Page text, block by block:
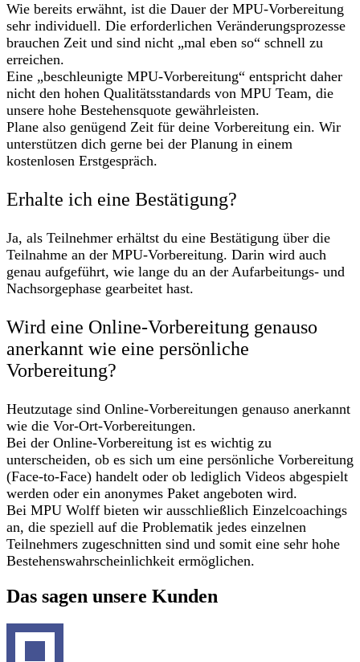
Wie bereits erwähnt, ist die Dauer der MPU-Vorbereitung
sehr individuell. Die erforderlichen Veränderungsprozesse
brauchen Zeit und sind nicht „mal eben so“ schnell zu
erreichen.
Eine „beschleunigte MPU-Vorbereitung“ entspricht daher
nicht den hohen Qualitätsstandards von MPU Team, die
unsere hohe Bestehensquote gewährleisten.
Plane also genügend Zeit für deine Vorbereitung ein. Wir
unterstützen dich gerne bei der Planung in einem
kostenlosen Erstgespräch.
Erhalte ich eine Bestätigung?
Ja, als Teilnehmer erhältst du eine Bestätigung über die
Teilnahme an der MPU-Vorbereitung. Darin wird auch
genau aufgeführt, wie lange du an der Aufarbeitungs- und
Nachsorgephase gearbeitet hast.
Wird eine Online-Vorbereitung genauso
anerkannt wie eine persönliche
Vorbereitung?
Heutzutage sind Online-Vorbereitungen genauso anerkannt
wie die Vor-Ort-Vorbereitungen.
Bei der Online-Vorbereitung ist es wichtig zu
unterscheiden, ob es sich um eine persönliche Vorbereitung
(Face-to-Face) handelt oder ob lediglich Videos abgespielt
werden oder ein anonymes Paket angeboten wird.
Bei MPU Wolff bieten wir ausschließlich Einzelcoachings
an, die speziell auf die Problematik jedes einzelnen
Teilnehmers zugeschnitten sind und somit eine sehr hohe
Bestehenswahrscheinlichkeit ermöglichen.
Das sagen unsere Kunden